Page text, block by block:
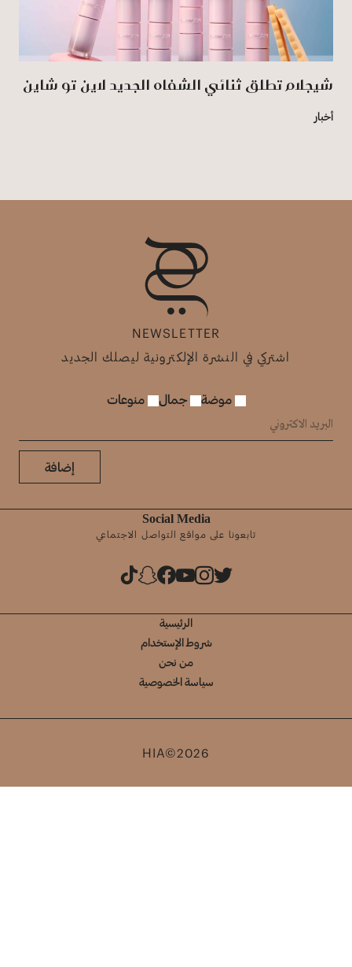
شيجلام تطلق ثنائي الشفاه الجديد لاين تو شاين
أخبار
NEWSLETTER
اشتركي في النشرة الإلكترونية ليصلك الجديد
موضة جمال منوعات
إضافة
Social Media
تابعونا على مواقع التواصل الاجتماعي
الرئيسية
شروط الإستخدام
من نحن
سياسة الخصوصية
HIA©2026